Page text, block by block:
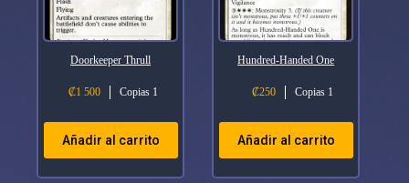
Doorkeeper Thrull
₡1 500 Copias 1
Añadir al carrito
Hundred-Handed One
₡250 Copias 1
Añadir al carrito